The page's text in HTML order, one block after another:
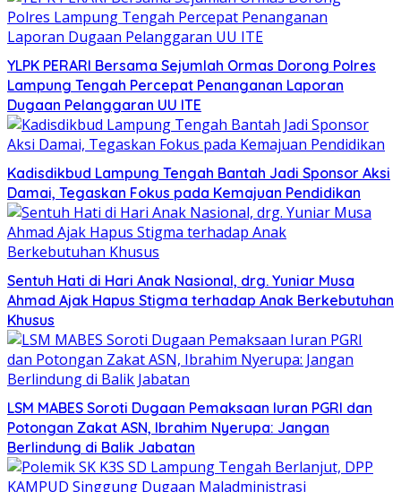
YLPK PERARI Bersama Sejumlah Ormas Dorong Polres
Lampung Tengah Percepat Penanganan Laporan
Dugaan Pelanggaran UU ITE
Kadisdikbud Lampung Tengah Bantah Jadi Sponsor Aksi
Damai, Tegaskan Fokus pada Kemajuan Pendidikan
Sentuh Hati di Hari Anak Nasional, drg. Yuniar Musa
Ahmad Ajak Hapus Stigma terhadap Anak Berkebutuhan
Khusus
LSM MABES Soroti Dugaan Pemaksaan Iuran PGRI dan
Potongan Zakat ASN, Ibrahim Nyerupa: Jangan
Berlindung di Balik Jabatan